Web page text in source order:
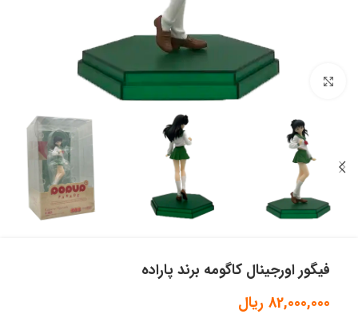
بزرگنمایی تصویر
فیگور اورجینال کاگومه برند پاراده
82,000,000 ریال